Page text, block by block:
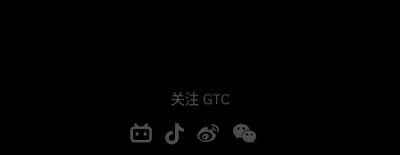
关注 GTC